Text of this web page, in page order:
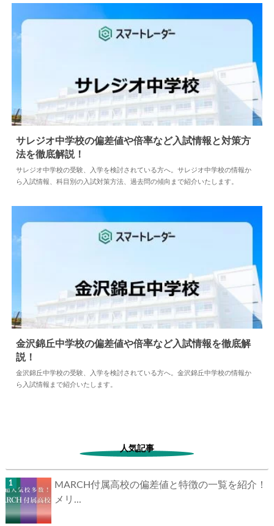
中学情報 2024.04.02
サレジオ中学校の偏差値や倍率など入試情報と対策方
法を徹底解説！
サレジオ中学校の受験、入学を検討されている方へ。サレジオ中学校の情報か
ら入試情報、科目別の入試対策方法、過去問の傾向まで紹介いたします。
中学情報 2024.04.18
金沢錦丘中学校の偏差値や倍率など入試情報を徹底解
説！
金沢錦丘中学校の受験、入学を検討されている方へ。金沢錦丘中学校の情報か
ら入試情報まで紹介いたします。
人気記事
MARCH付属高校の偏差値と特徴の一覧を紹介！
メリ...